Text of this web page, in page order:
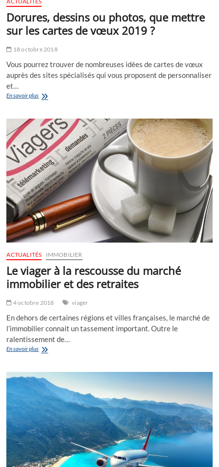
Dorures, dessins ou photos, que mettre
sur les cartes de vœux 2019 ?
18 octobre 2018
Vous pourrez trouver de nombreuses idées de cartes de vœux
auprès des sites spécialisés qui vous proposent de personnaliser
et…
En savoir plusDorures,
photos,
que
mettre
sur
les
cartes
de
vœux
2019 ?
ACTUALITÉS IMMOBILIER
Le viager à la rescousse du marché
immobilier et des retraites
4 octobre 2018 viager
En dehors de certaines régions et villes françaises, le marché de
l’immobilier connait un tassement important. Outre le
ralentissement de…
En savoir plusLe
la
rescousse
marché
immobilier
des
retraites